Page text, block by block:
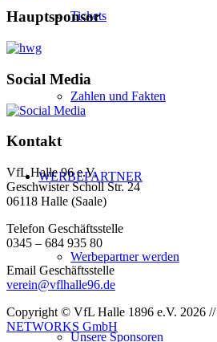
Tickets
Zahlen und Fakten
WERBEPARTNER
Werbepartner werden
Unsere Sponsoren
Hauptsponsor
Social Media
Kontakt
VfL Halle 96 e.V.
Geschwister Scholl Str. 24
06118 Halle (Saale)
Telefon Geschäftsstelle
0345 – 684 935 80
Email Geschäftsstelle
verein@vflhalle96.de
Copyright © VfL Halle 1896 e.V. 2026 //
NETWORKS GmbH